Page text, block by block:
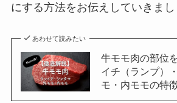
にする方法をお伝えしていきまし
あわせて読みたい
牛モモ肉の部位
イチ（ランプ）
モ・内モモの特